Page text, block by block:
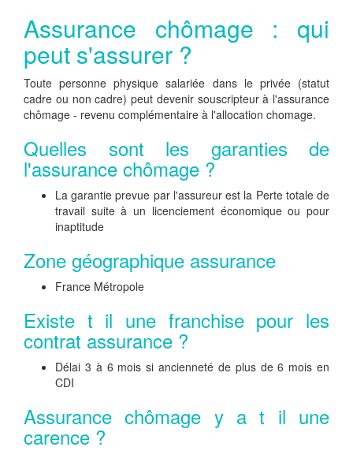
Assurance chômage : qui
peut s'assurer ?
Toute personne physique salariée dans le privée (statut
cadre ou non cadre) peut devenir souscripteur à l'assurance
chômage - revenu complémentaire à l'allocation chomage.
Quelles sont les garanties de
l'assurance chômage ?
La garantie prevue par l'assureur est la Perte totale de
travail suite à un licenciement économique ou pour
inaptitude
Zone géographique assurance
France Métropole
Existe t il une franchise pour les
contrat assurance ?
Délai 3 à 6 mois si ancienneté de plus de 6 mois en
CDI
Assurance chômage y a t il une
carence ?